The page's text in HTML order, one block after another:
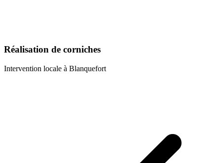
Réalisation de corniches
Intervention locale à Blanquefort